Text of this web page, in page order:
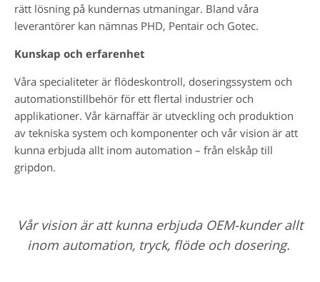
rätt lösning på kundernas utmaningar. Bland våra
leverantörer kan nämnas PHD, Pentair och Gotec.
Kunskap och erfarenhet
Våra specialiteter är flödeskontroll, doseringssystem och
automationstillbehör för ett flertal industrier och
applikationer. Vår kärnaffär är utveckling och produktion
av tekniska system och komponenter och vår vision är att
kunna erbjuda allt inom automation – från elskåp till
gripdon.
Vår vision är att kunna erbjuda OEM-kunder allt
inom automation, tryck, flöde och dosering.